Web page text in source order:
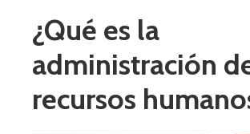
¿Qué es la
administración
recursos